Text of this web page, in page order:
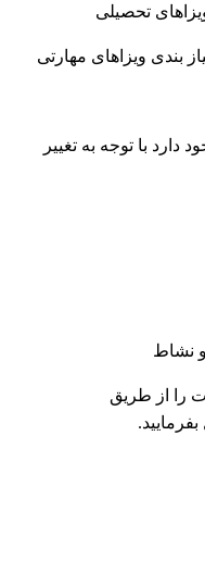
تحصیلی
بندی ویزاهای مهارتی
دارد با توجه به تغییر
نشاط
را از طریق